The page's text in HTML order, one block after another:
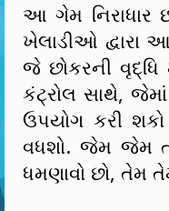
આ ગેમ
ખેલાડીઓ દ્વારા
જે છોકરની
કંટ્રોલ સાથે,
ઉપયોગ કરી
વધશો. જેમ જેમ
ધમણાવો છો,